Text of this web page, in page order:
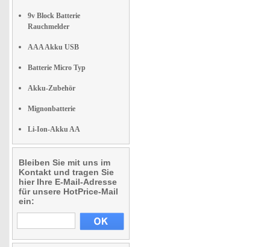
9v Block Batterie
Rauchmelder
AAA Akku USB
Batterie Micro Typ
Akku-Zubehör
Mignonbatterie
Li-Ion-Akku AA
Bleiben Sie mit uns im
Kontakt und tragen Sie
hier Ihre E-Mail-Adresse
für unsere HotPrice-Mail
ein: